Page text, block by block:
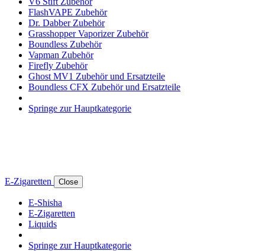
FlashVAPE Zubehör
Dr. Dabber Zubehör
Grasshopper Vaporizer Zubehör
Boundless Zubehör
Vapman Zubehör
Firefly Zubehör
Ghost MV1 Zubehör und Ersatzteile
Boundless CFX Zubehör und Ersatzteile
Springe zur Hauptkategorie
E-Zigaretten Close
E-Shisha
E-Zigaretten
Liquids
Springe zur Hauptkategorie